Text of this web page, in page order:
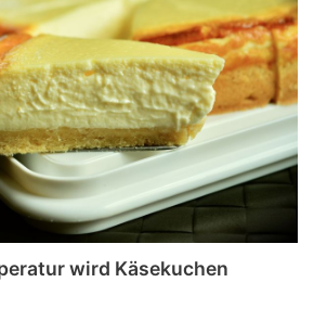
wird Käsekuchen